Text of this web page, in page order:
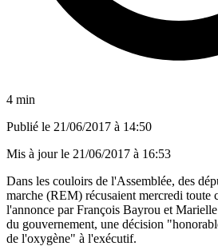
4 min
Publié le 21/06/2017 à 14:50
Mis à jour le 21/06/2017 à 16:53
Dans les couloirs de l'Assemblée, des
marche (REM) récusaient mercredi toute
l'annonce par François Bayrou et
du gouvernement, une décision
de l'oxygène" à l'exécutif.